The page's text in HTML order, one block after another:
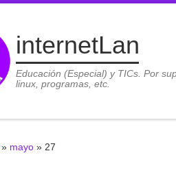
internetLan
Educación (Especial) y TICs. Por
linux, programas, etc.
» mayo » 27